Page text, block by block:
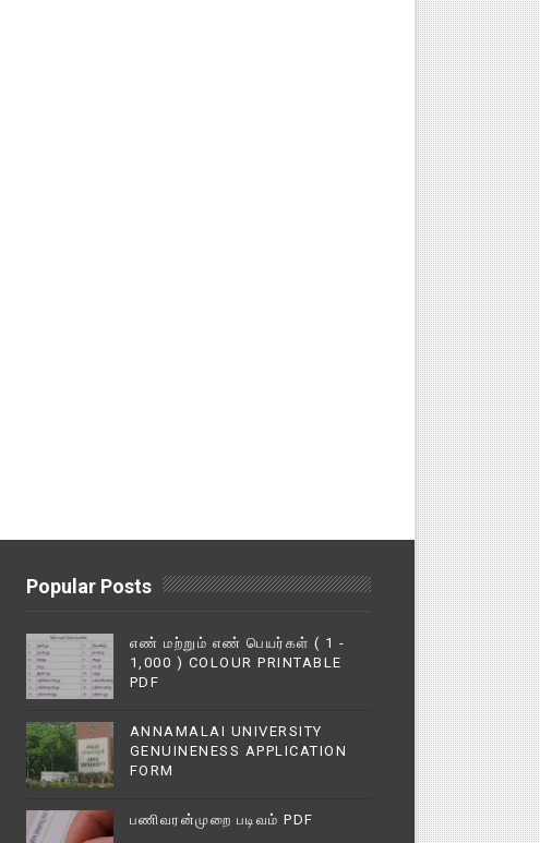
Popular Posts
எண் மற்றும் எண் பெயர்கள் ( 1 -
1,000 ) COLOUR PRINTABLE
PDF
ANNAMALAI UNIVERSITY
GENUINENESS APPLICATION
FORM
பணிவரன்முறை படிவம் PDF